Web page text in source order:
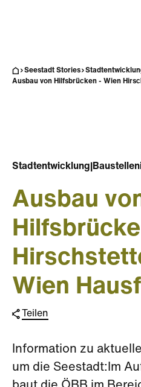
Seestadt Stories
Ausbau von Hilfsbrücken - Wien
Stadtentwicklung
Ausbau
Wien
Teilen
Information zu
um die Seestadt:Im